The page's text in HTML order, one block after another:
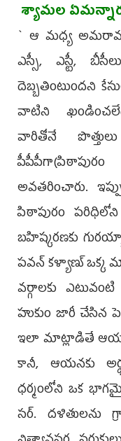
శ్యామల
` ఆ మ‌ధ్య
ఎస్సీ, ఎస్టీ,
దెబ్బ‌తింటుంద‌ని
వాటిని
వారితోనే
అవ‌త‌రించారు.
పిఠాపురం
బ‌హిష్క‌ర‌ణ‌కు
ప‌వ‌న్ క‌ళ్యాణ్ ఒక్క
వ‌ర్గాల‌కు
హుకుం జారీ చేసిన
ఇలా మాట్లాడితే
కానీ, ఆయ‌న‌కు
ధ‌ర్మంలోని ఒక
స‌ర్‌. ద‌ళితుల‌ను